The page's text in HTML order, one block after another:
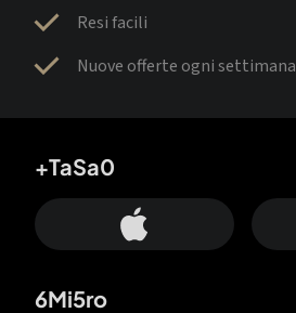
Resi facili
Nuove offerte ogni settimana
+TaSa0
6Mi5ro